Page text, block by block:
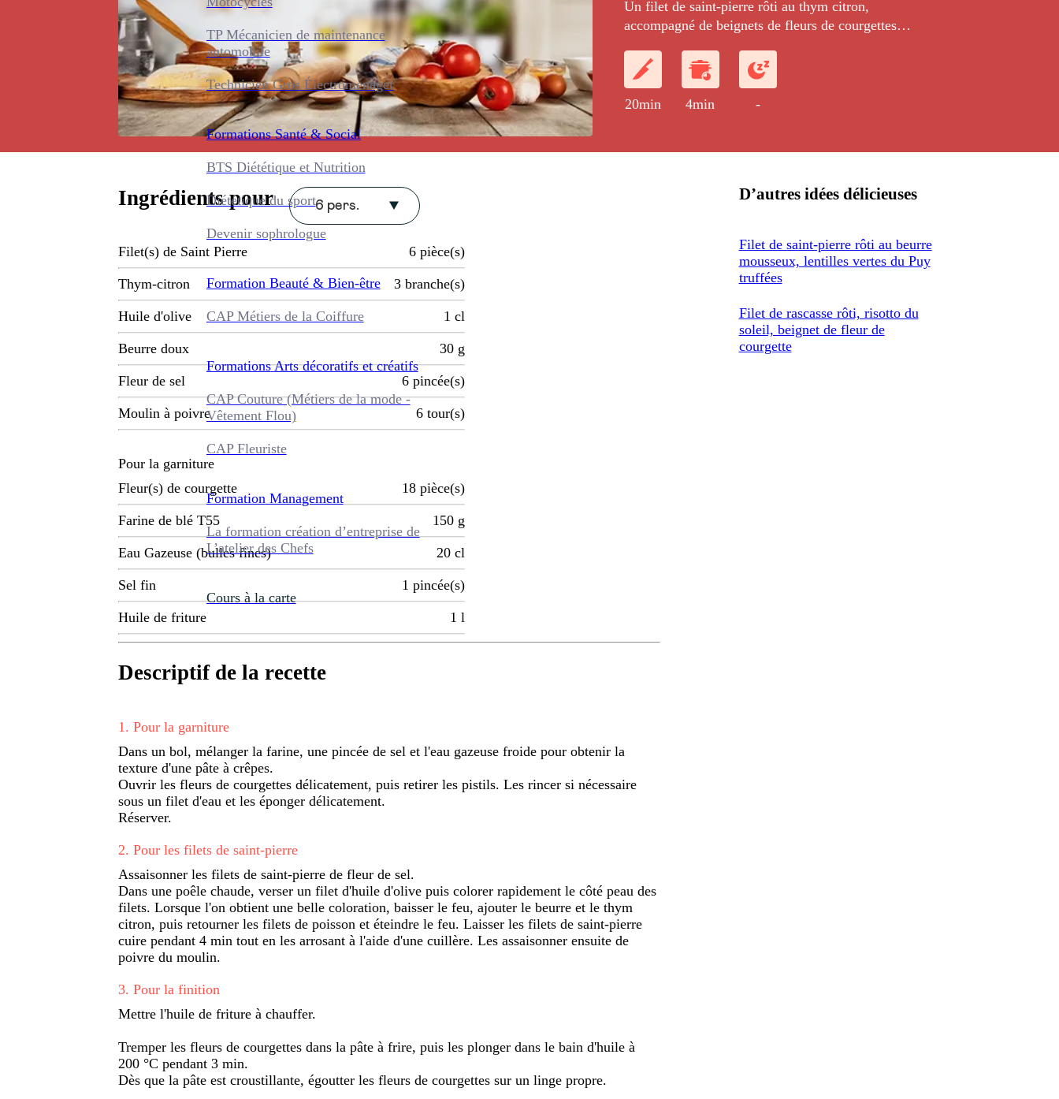
TP Mécanicien de maintenance
automobile
Technicien Gros Électroménager
Formations Santé & Social
BTS Diététique et Nutrition
Diététique du sport
Devenir sophrologue
Formation Beauté & Bien-être
CAP Métiers de la Coiffure
Formations Arts décoratifs et créatifs
CAP Couture (Métiers de la mode -
Vêtement Flou)
CAP Fleuriste
Formation Management
La formation création d’entreprise de
L’atelier des Chefs
Cours à la carte
Un filet de saint-pierre rôti au thym citron,
accompagné de beignets de fleurs de courgettes
20min 4min -
Ingrédients pour 6 pers.
Filet(s) de Saint Pierre 6 pièce(s)
Thym-citron 3 branche(s)
Huile d'olive 1 cl
Beurre doux 30 g
Fleur de sel 6 pincée(s)
Moulin à poivre 6 tour(s)
Pour la garniture
Fleur(s) de courgette
18 pièce(s)
Farine de blé T55 150 g
Eau Gazeuse (bulles fines) 20 cl
Sel fin 1 pincée(s)
Huile de friture 1 l
Descriptif de la recette
1 . Pour la garniture
Dans un bol, mélanger la farine, une pincée de sel et l'eau gazeuse froide pour obtenir la
texture d'une pâte à crêpes.
Ouvrir les fleurs de courgettes délicatement, puis retirer les pistils. Les rincer si nécessaire
sous un filet d'eau et les éponger délicatement.
Réserver.
2. Pour les filets de saint-pierre
Assaisonner les filets de saint-pierre de fleur de sel.
Dans une poêle chaude, verser un filet d'huile d'olive puis colorer rapidement le côté peau des
filets. Lorsque l'on obtient une belle coloration, baisser le feu, ajouter le beurre et le thym
citron, puis retourner les filets de poisson et éteindre le feu. Laisser les filets de saint-pierre
cuire pendant 4 min tout en les arrosant à l'aide d'une cuillère. Les assaisonner ensuite de
poivre du moulin.
3. Pour la finition
Mettre l'huile de friture à chauffer.
Tremper les fleurs de courgettes dans la pâte à frire, puis les plonger dans le bain d'huile à
200 °C pendant 3 min.
Dès que la pâte est croustillante, égoutter les fleurs de courgettes sur un linge propre.
D’autres idées délicieuses
Filet de saint-pierre rôti au beurre
mousseux, lentilles vertes du Puy
truffées
Filet de rascasse rôti, risotto du
soleil, beignet de fleur de
courgette